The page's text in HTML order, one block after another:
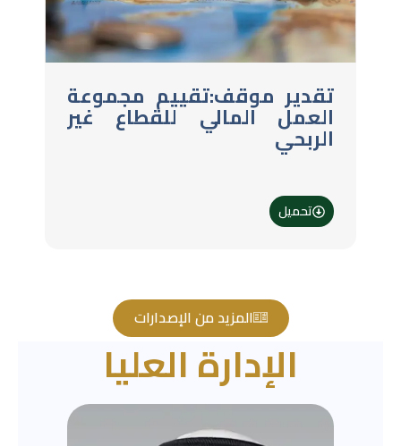
تقدير موقف:تقييم مجموعة
العمل المالي للقطاع غير
الربحي
تحميل
المزيد من الإصدارات
الإدارة العليا